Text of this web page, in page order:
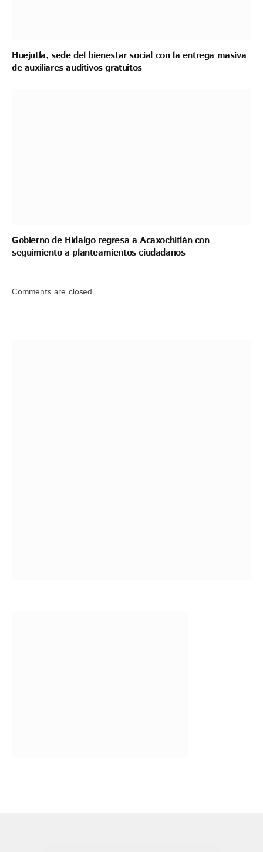
Huejutla, sede del bienestar social con la entrega masiva
de auxiliares auditivos gratuitos
Gobierno de Hidalgo regresa a Acaxochitlán con
seguimiento a planteamientos ciudadanos
Comments are closed.